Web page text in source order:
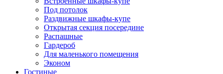
Под потолок
Раздвижные шкафы-купе
Открытая секция посередине
Распашные
Гардероб
Для маленького помещения
Эконом
Гостиные